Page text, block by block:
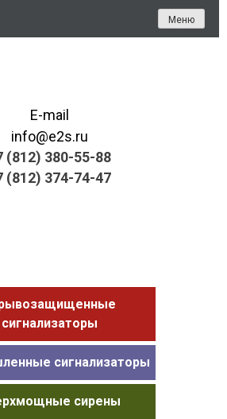
Меню
E-mail
info@e2s.ru
(812) 380-55-88
(812) 374-74-47
сигнализаторы
сигнализаторы
сирены